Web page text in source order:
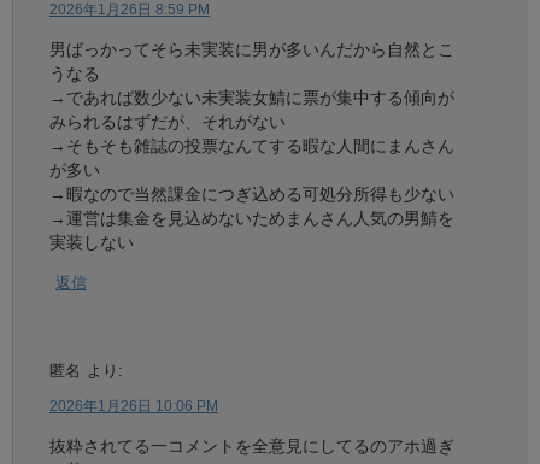
2026年1月26日 8:59 PM
男ばっかってそら未実装に男が多いんだから自然とこ
うなる
→であれば数少ない未実装女鯖に票が集中する傾向が
みられるはずだが、それがない
→そもそも雑誌の投票なんてする暇な人間にまんさん
が多い
→暇なので当然課金につぎ込める可処分所得も少ない
→運営は集金を見込めないためまんさん人気の男鯖を
実装しない
返信
匿名 より:
2026年1月26日 10:06 PM
抜粋されてる一コメントを全意見にしてるのアホ過ぎ